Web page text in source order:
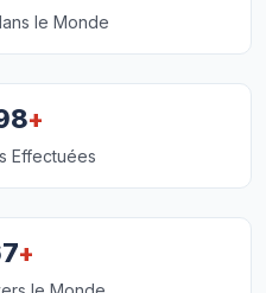
le Monde
+
Effectuées
+